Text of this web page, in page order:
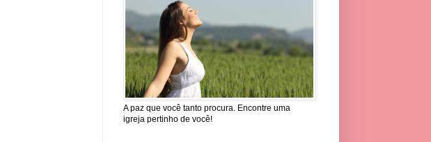
A paz que você tanto procura. Encontre uma
igreja pertinho de você!